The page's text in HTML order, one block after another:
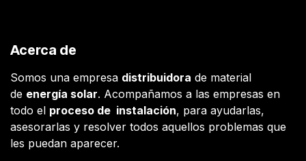
Acerca de
Somos una empresa distribuidora de material
de energía solar. Acompañamos a las empresas en
todo el proceso de instalación, para ayudarlas,
asesorarlas y resolver todos aquellos problemas que
les puedan aparecer.